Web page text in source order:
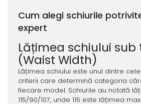
Cum alegi schiurile
expert
Lățimea schiului
(Waist Width)
Lățimea schiului este unul dintre
criterii care determină categoria
fiecare model. Schiurile au notată
115/90/107, unde 115 este lățimea